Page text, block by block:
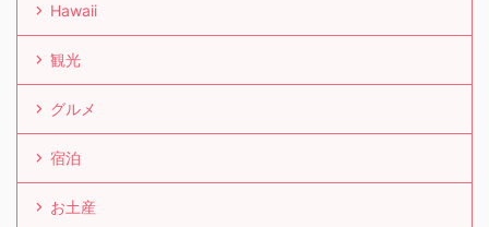
Hawaii
観光
グルメ
宿泊
お土産